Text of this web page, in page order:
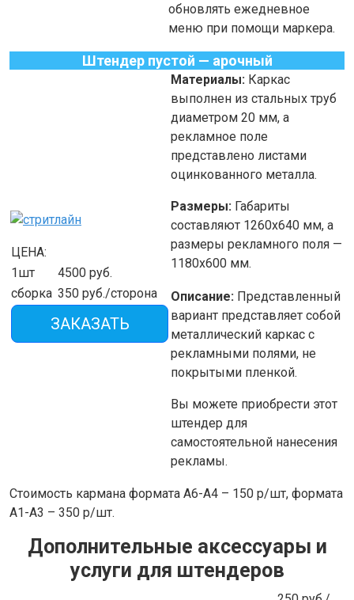
обновлять ежедневное
меню при помощи маркера.
Штендер пустой — арочный
ЦЕНА:
1шт
4500 руб.
сборка 350 руб./сторона
ЗАКАЗАТЬ
Материалы: Каркас
выполнен из стальных труб
диаметром 20 мм, а
рекламное поле
представлено листами
оцинкованного металла.
Размеры: Габариты
составляют 1260х640 мм, а
размеры рекламного поля —
1180х600 мм.
Описание: Представленный
вариант представляет собой
металлический каркас с
рекламными полями, не
покрытыми пленкой.
Вы можете приобрести этот
штендер для
самостоятельной нанесения
рекламы.
Стоимость кармана формата А6-А4 – 150 р/шт, формата
А1-А3 – 350 р/шт.
Дополнительные аксессуары и
услуги для штендеров